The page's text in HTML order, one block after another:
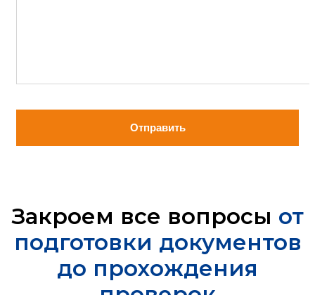
Отправить
Закроем все вопросы от
подготовки документов
до прохождения